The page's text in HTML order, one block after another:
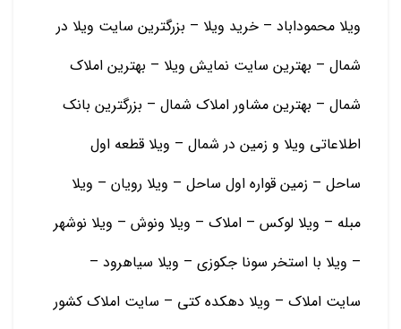
ویلا محموداباد – خرید ویلا – بزرگترین سایت ویلا در
شمال – بهترین سایت نمایش ویلا – بهترین املاک
شمال – بهترین مشاور املاک شمال – بزرگترین بانک
اطلاعاتی ویلا و زمین در شمال – ویلا قطعه اول
ساحل – زمین قواره اول ساحل – ویلا رویان – ویلا
مبله – ویلا لوکس – املاک – ویلا ونوش – ویلا نوشهر
– ویلا با استخر سونا جکوزی – ویلا سیاهرود –
سایت املاک – ویلا دهکده کتی – سایت املاک کشور